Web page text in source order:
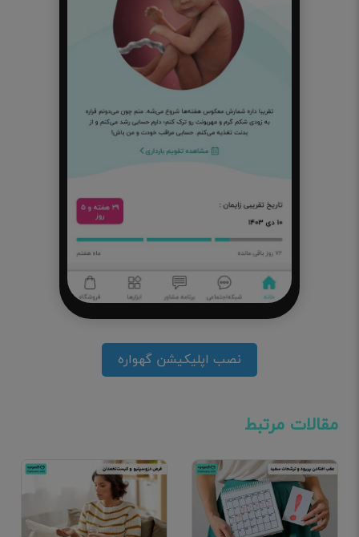
نصب اپلیکیشن گهواره
مقالات مرتبط